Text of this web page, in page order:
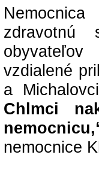
vzdialené
a
Chlmci
nemocnice